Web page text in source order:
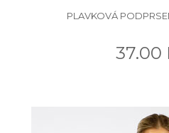
PLAVKOVÁ
37.00